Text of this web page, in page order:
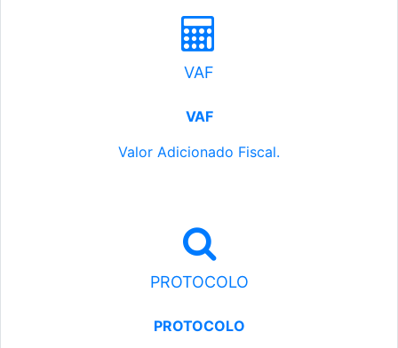
VAF
VAF
Valor Adicionado Fiscal.
PROTOCOLO
PROTOCOLO